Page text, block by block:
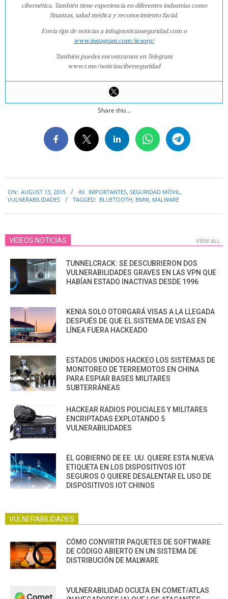
cibernética. También tiene experiencia en diferentes industrias como
finanzas, salud médica y reconocimiento facial.
Envía tips de noticias a info@noticiasseguridad.com o
www.instagram.com/iicsorg/
También puedes encontrarnos en Telegram
www.t.me/noticiasciberseguridad
Share this...
08-
ON: AUGUST 13, 2015 IN: IMPORTANTES, SEGURIDAD MÓVIL,
VULNERABILIDADES
TAGGED: BLUETOOTH, BMW, MALWARE
VIDEOS NOTICIAS VIEW ALL
TUNNELCRACK: SE DESCUBRIERON DOS
VULNERABILIDADES GRAVES EN LAS VPN QUE
HABÍAN ESTADO INACTIVAS DESDE 1996
KENIA SOLO OTORGARÁ VISAS A LA LLEGADA
DESPUÉS DE QUE EL SISTEMA DE VISAS EN
LÍNEA FUERA HACKEADO
ESTADOS UNIDOS HACKEO LOS SISTEMAS DE
MONITOREO DE TERREMOTOS EN CHINA
PARA ESPIAR BASES MILITARES
SUBTERRÁNEAS
HACKEAR RADIOS POLICIALES Y MILITARES
ENCRIPTADAS EXPLOTANDO 5
VULNERABILIDADES
EL GOBIERNO DE EE. UU. QUIERE ESTA NUEVA
ETIQUETA EN LOS DISPOSITIVOS IOT
SEGUROS O QUIERE DESALENTAR EL USO DE
DISPOSITIVOS IOT CHINOS
VULNERABILIDADES
CÓMO CONVIRTIR PAQUETES DE SOFTWARE
DE CÓDIGO ABIERTO EN UN SISTEMA DE
DISTRIBUCIÓN DE MALWARE
VULNERABILIDAD OCULTA EN COMET/ATLAS